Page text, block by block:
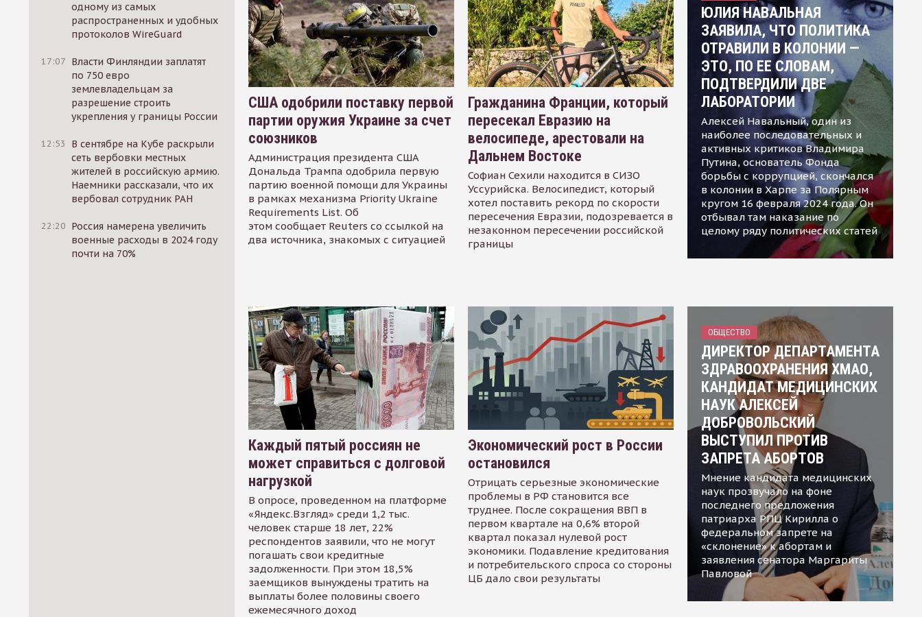
одному из самых
распространенных и удобных
протоколов WireGuard
17:07 Власти Финляндии заплатят
по 750 евро
землевладельцам за
разрешение строить
укрепления у границы России
12:53
В сентябре на Кубе раскрыли
сеть вербовки местных
жителей в российскую армию.
Наемники рассказали, что их
вербовал сотрудник РАН
22:20 Россия намерена увеличить
военные расходы в 2024 году
почти на 70%
США одобрили поставку первой
партии оружия Украине за счет
союзников
Администрация президента США
Дональда Трампа одобрила первую
партию военной помощи для Украины
в рамках механизма Priority Ukraine
Requirements List. Об
этом сообщает Reuters со ссылкой на
два источника, знакомых с ситуацией
Гражданина Франции, который
пересекал Евразию на
велосипеде, арестовали на
Дальнем Востоке
Софиан Сехили находится в СИЗО
Уссурийска. Велосипедист, который
хотел поставить рекорд по скорости
пересечения Евразии, подозревается в
незаконном пересечении российской
границы
ЮЛИЯ НАВАЛЬНАЯ
ЗАЯВИЛА, ЧТО ПОЛИТИКА
ОТРАВИЛИ В КОЛОНИИ —
ЭТО, ПО ЕЕ СЛОВАМ,
ПОДТВЕРДИЛИ ДВЕ
ЛАБОРАТОРИИ
Алексей Навальный, один из
наиболее последовательных и
активных критиков Владимира
Путина, основатель Фонда
борьбы с коррупцией, скончался
в колонии в Харпе за Полярным
кругом 16 февраля 2024 года. Он
отбывал там наказание по
целому ряду политических статей
Каждый пятый россиян не
может справиться с долговой
нагрузкой
В опросе, проведенном на платформе
«Яндекс.Взгляд» среди 1,2 тыс.
человек старше 18 лет, 22%
респондентов заявили, что не могут
погашать свои кредитные
задолженности. При этом 18,5%
заемщиков вынуждены тратить на
выплаты более половины своего
ежемесячного доход
Экономический рост в России
остановился
Отрицать серьезные экономические
проблемы в РФ становится все
труднее. После сокращения ВВП в
первом квартале на 0,6% второй
квартал показал нулевой рост
экономики. Подавление кредитования
и потребительского спроса со стороны
ЦБ дало свои результаты
ОБЩЕСТВО
ДИРЕКТОР ДЕПАРТАМЕНТА
ЗДРАВООХРАНЕНИЯ ХМАО,
КАНДИДАТ МЕДИЦИНСКИХ
НАУК АЛЕКСЕЙ
ДОБРОВОЛЬСКИЙ
ВЫСТУПИЛ ПРОТИВ
ЗАПРЕТА АБОРТОВ
Мнение кандидата медицинских
наук прозвучало на фоне
последнего предложения
патриарха РПЦ Кирилла о
федеральном запрете на
«склонение» к абортам и
заявления сенатора Маргариты
Павловой